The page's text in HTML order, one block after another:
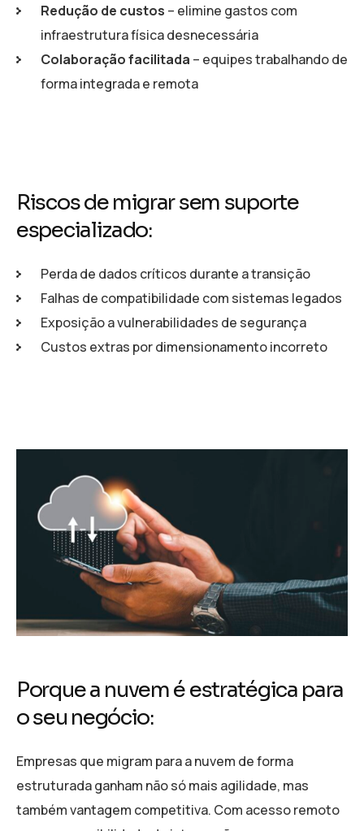
Redução de custos – elimine gastos com
infraestrutura física desnecessária
Colaboração facilitada – equipes trabalhando de
forma integrada e remota
Riscos de migrar sem suporte
especializado:
Perda de dados críticos durante a transição
Falhas de compatibilidade com sistemas legados
Exposição a vulnerabilidades de segurança
Custos extras por dimensionamento incorreto
Porque a nuvem é estratégica para
o seu negócio:
Empresas que migram para a nuvem de forma
estruturada ganham não só mais agilidade, mas
também vantagem competitiva. Com acesso remoto